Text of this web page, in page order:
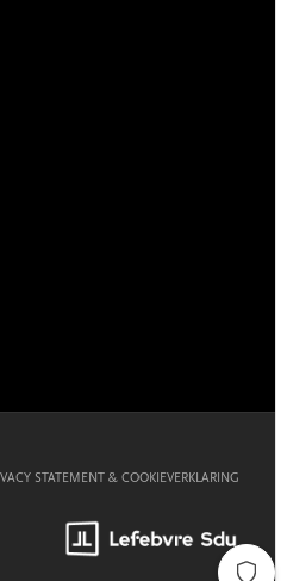
STATEMENT & COOKIEVERKLARING